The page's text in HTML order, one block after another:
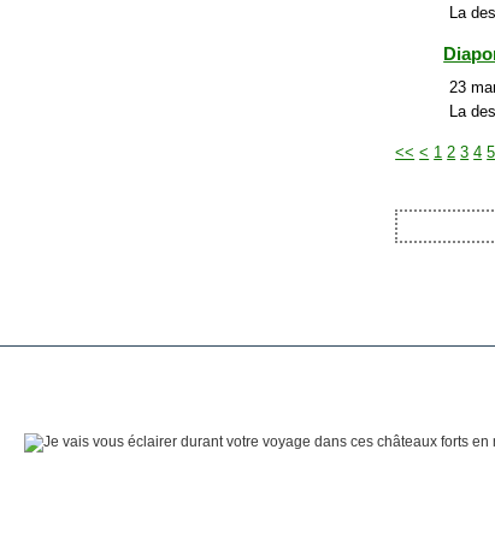
La
23
La
<< < 1 2 3 4 5